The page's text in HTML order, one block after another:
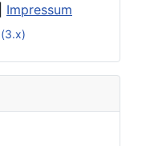
Impressum